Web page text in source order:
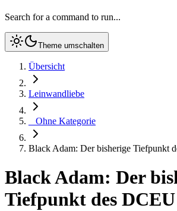
Search for a command to run...
Theme umschalten
Übersicht
Leinwandliebe
_ Ohne Kategorie
Black Adam: Der bisherige Tiefpunkt
Black Adam: Der
Tiefpunkt des DCEU